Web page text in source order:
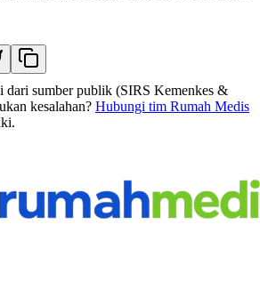
dari sumber publik (SIRS Kemenkes &
kesalahan? Hubungi tim Rumah Medis